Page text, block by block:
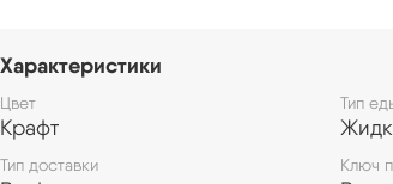
Не требует сборки.
Индивидуальная печать (можно
материалы).
Характеристики
Цвет
Крафт
Тип
Тип доставки Ключ